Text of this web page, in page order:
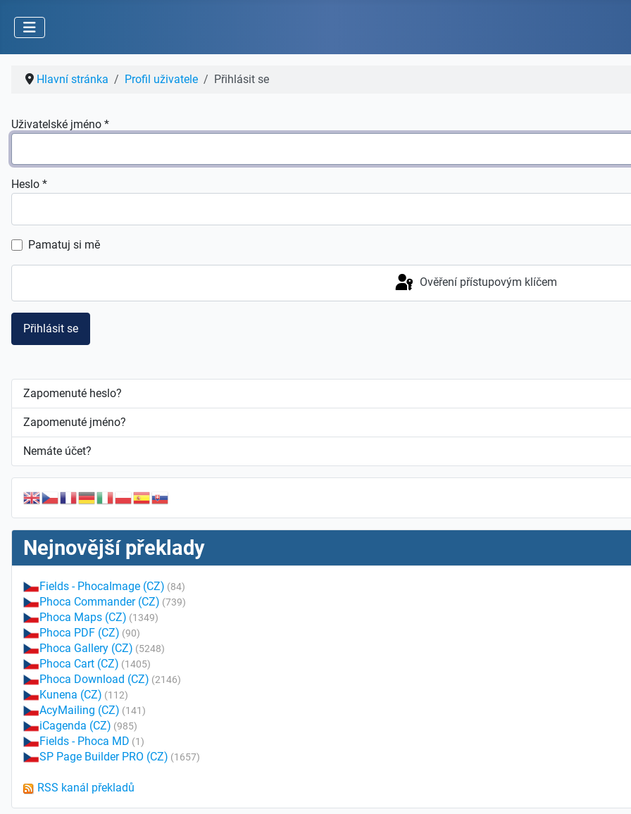
Hlavní stránka Profil uživatele Přihlásit se
Uživatelské jméno *
Heslo *
Pamatuj si mě
Ověření přístupovým klíčem
Přihlásit se
Zapomenuté heslo?
Zapomenuté jméno?
Nemáte účet?
Nejnovější překlady
Fields - PhocaImage (CZ) (84)
Phoca Commander (CZ) (739)
Phoca Maps (CZ) (1349)
Phoca PDF (CZ) (90)
Phoca Gallery (CZ) (5248)
Phoca Cart (CZ) (1405)
Phoca Download (CZ) (2146)
Kunena (CZ) (112)
AcyMailing (CZ) (141)
iCagenda (CZ) (985)
Fields - Phoca MD (1)
SP Page Builder PRO (CZ) (1657)
RSS kanál překladů